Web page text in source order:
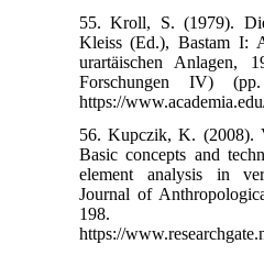
55. Kroll, S. (1979).
Kleiss (Ed.), Bastam I:
urartäischen Anlagen,
Forschungen IV)
https://
56. Kupczik, K. (2008).
Basic concepts and
element analysis in
Journal of
198.
https://